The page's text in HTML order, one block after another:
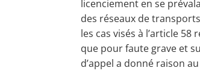
licenciement en se
des réseaux de
les cas visés à l’article
que pour faute grave et
d’appel a donné raison